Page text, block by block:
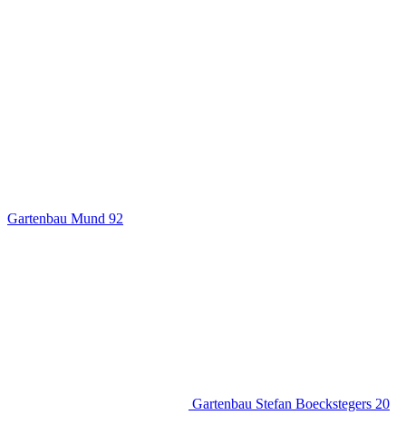
Gartenbau Mund 92
Gartenbau Stefan Boeckstegers 20